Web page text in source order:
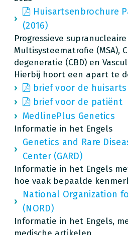
Huisartsenbrochure
(2016)
Progressieve supranucleaire
Multisysteematrofie (MSA),
degeneratie (CBD) en
Hierbij hoort een apart te
brief voor de huisarts
brief voor de patiënt
MedlinePlus Genetics
Informatie in het Engels
Genetics and Rare
Center (GARD)
Informatie in het Engels
hoe vaak bepaalde
National Organization
(NORD)
Informatie in het Engels,